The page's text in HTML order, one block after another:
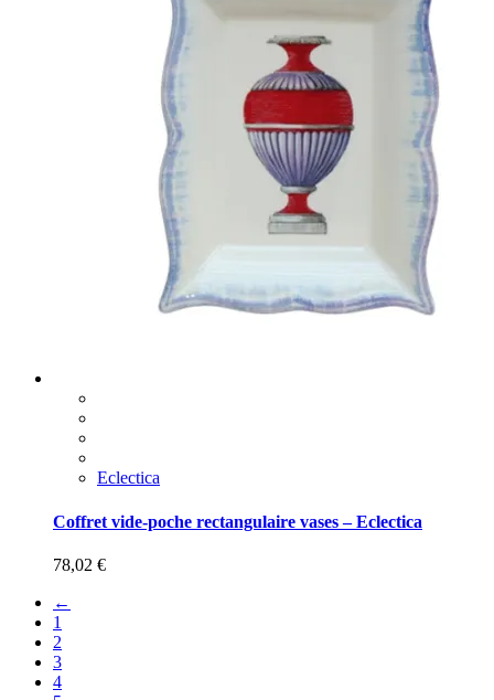
Eclectica
Coffret vide-poche rectangulaire vases – Eclectica
78,02 €
←
1
2
3
4